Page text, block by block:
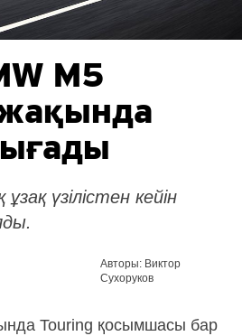
M5
үзілістен кейін
Авторы: Виктор
Сухоруков
Touring қосымшасы бар